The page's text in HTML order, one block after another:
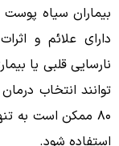
بیماران سیاه
دارای علائم و
نارسایی قلبی یا
توانند انتخاب
۸۰ ممکن است به
استفاده شود.